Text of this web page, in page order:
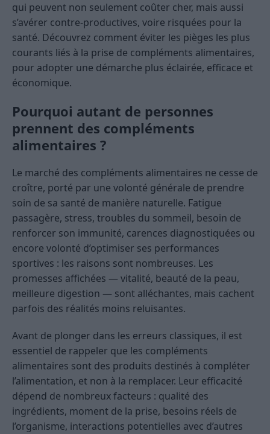
qui peuvent non seulement coûter cher, mais aussi
s’avérer contre-productives, voire risquées pour la
santé. Découvrez comment éviter les pièges les plus
courants liés à la prise de compléments alimentaires,
pour adopter une démarche plus éclairée, efficace et
économique.
Pourquoi autant de personnes
prennent des compléments
alimentaires ?
Le marché des compléments alimentaires ne cesse de
croître, porté par une volonté générale de prendre
soin de sa santé de manière naturelle. Fatigue
passagère, stress, troubles du sommeil, besoin de
renforcer son immunité, carences diagnostiquées ou
encore volonté d’optimiser ses performances
sportives : les raisons sont nombreuses. Les
promesses affichées — vitalité, beauté de la peau,
meilleure digestion — sont alléchantes, mais cachent
parfois des réalités moins reluisantes.
Avant de plonger dans les erreurs classiques, il est
essentiel de rappeler que les compléments
alimentaires sont des produits destinés à compléter
l’alimentation, et non à la remplacer. Leur efficacité
dépend de nombreux facteurs : qualité des
ingrédients, moment de la prise, besoins réels de
l’organisme, interactions potentielles avec d’autres